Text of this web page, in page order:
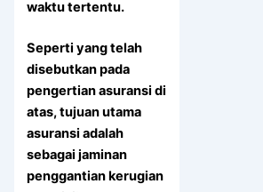
waktu tertentu.
Seperti yang telah
disebutkan pada
pengertian asuransi di
atas, tujuan utama
asuransi adalah
sebagai jaminan
penggantian kerugian